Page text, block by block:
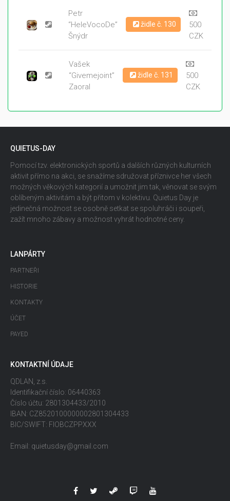
Petr
“HeleVocoDe”
Šnýdr
židle č. 130
500
CZK
Vašek
“Givemejoint”
Zaoral
židle č. 131
500
CZK
QUIETUS-DAY
Pomocí tzv. elektronických sportů a dalších různých kulturních
aktivit přímo na akci, se snažíme sdružovat příznivce her všech
možných věkových kategorií a umožnit jim tak, věnovat se svým
oblíbeným aktivitám a být přitom v kolektivu. Quietus Day je
jedinečná možnost se osobně setkat se spoluhráči i soupeři,
zažít mnoho zábavy a možnost vyhrát hodnotné ceny.
LANPÁRTY
PARTNEŘI
HISTORIE
KONTAKTY
ÚČET
PAYED
KONTAKTNÍ ÚDAJE
QDLAN, z.s.
Identifikační číslo: 06440363
Číslo účtu: 2801304433/2010
IBAN: CZ8520100000002801304433
BIC/SWIFT: FIOBCZPPXXX
Email: quietusday@gmail.com